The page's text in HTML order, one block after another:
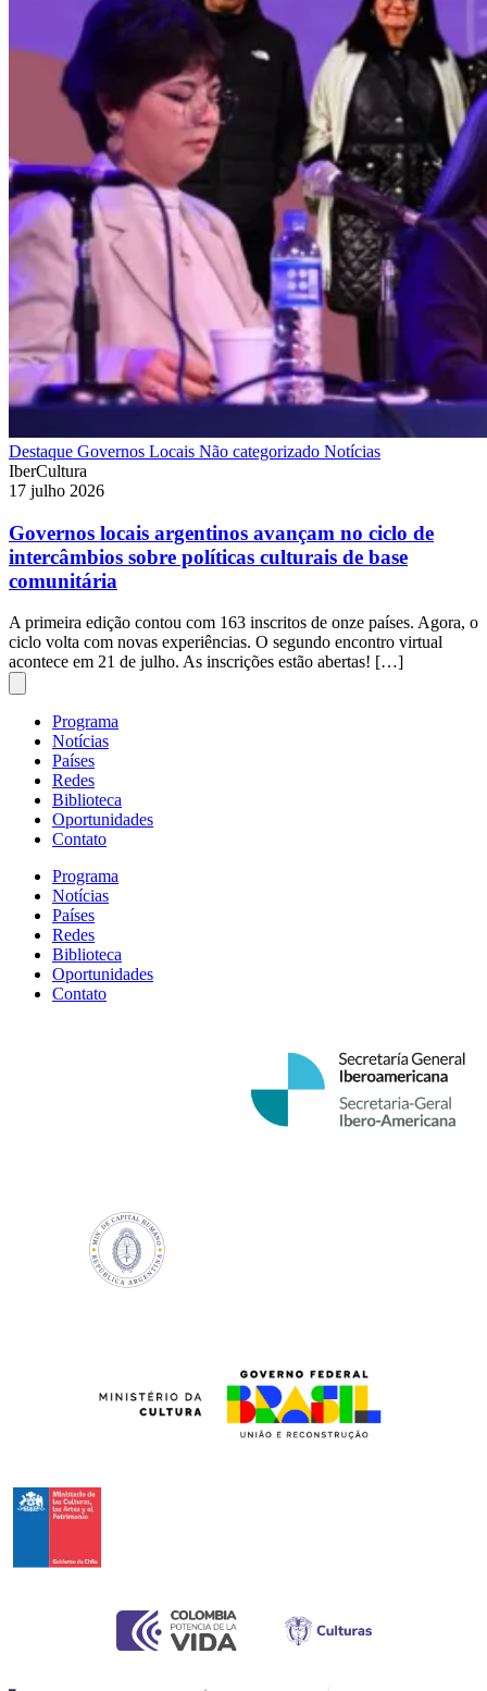
Destaque Governos Locais Não categorizado Notícias
IberCultura
17 julho 2026
Governos locais argentinos avançam no ciclo de
intercâmbios sobre políticas culturais de base
comunitária
A primeira edição contou com 163 inscritos de onze países. Agora, o
ciclo volta com novas experiências. O segundo encontro virtual
acontece em 21 de julho. As inscrições estão abertas! […]
Programa
Notícias
Países
Redes
Biblioteca
Oportunidades
Contato
Programa
Notícias
Países
Redes
Biblioteca
Oportunidades
Contato